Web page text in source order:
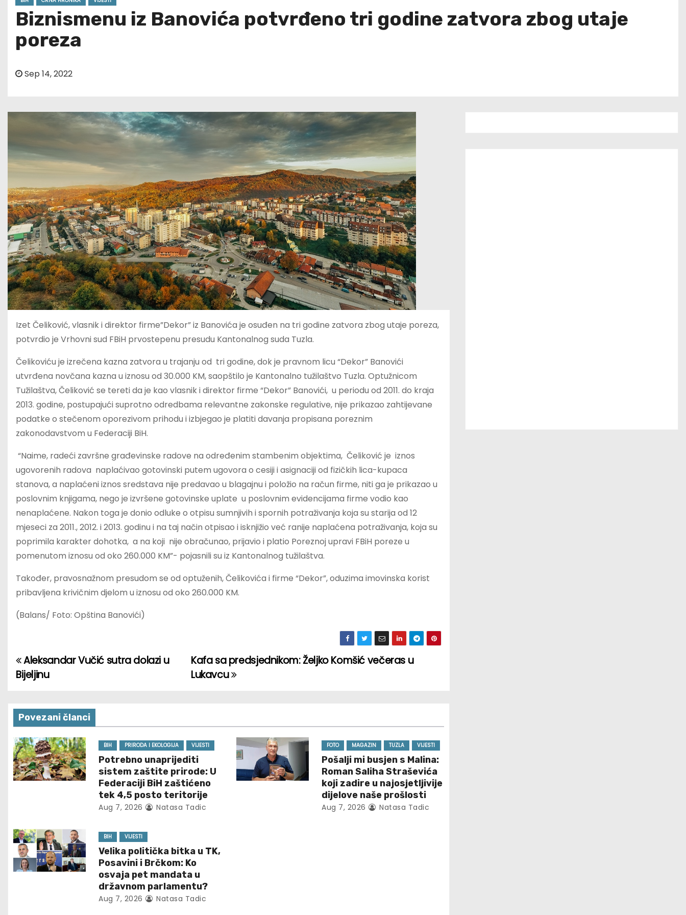
Biznismenu iz Banovića potvrđeno tri godine zatvora zbog utaje
poreza
Sep 14, 2022
Izet Čeliković, vlasnik i direktor firme”Dekor” iz Banovića je osuđen na tri godine zatvora zbog utaje poreza,
potvrdio je Vrhovni sud FBiH prvostepenu presudu Kantonalnog suda Tuzla.
Čelikoviću je izrečena kazna zatvora u trajanju od tri godine, dok je pravnom licu “Dekor” Banovići
utvrđena novčana kazna u iznosu od 30.000 KM, saopštilo je Kantonalno tužilaštvo Tuzla. Optužnicom
Tužilaštva, Čeliković se tereti da je kao vlasnik i direktor firme “Dekor” Banovići, u periodu od 2011. do kraja
2013. godine, postupajući suprotno odredbama relevantne zakonske regulative, nije prikazao zahtijevane
podatke o stečenom oporezivom prihodu i izbjegao je platiti davanja propisana poreznim
zakonodavstvom u Federaciji BiH.
“Naime, radeći završne građevinske radove na određenim stambenim objektima, Čeliković je iznos
ugovorenih radova naplaćivao gotovinski putem ugovora o cesiji i asignaciji od fizičkih lica-kupaca
stanova, a naplaćeni iznos sredstava nije predavao u blagajnu i položio na račun firme, niti ga je prikazao u
poslovnim knjigama, nego je izvršene gotovinske uplate u poslovnim evidencijama firme vodio kao
nenaplaćene. Nakon toga je donio odluke o otpisu sumnjivih i spornih potraživanja koja su starija od 12
mjeseci za 2011., 2012. i 2013. godinu i na taj način otpisao i isknjižio već ranije naplaćena potraživanja, koja su
poprimila karakter dohotka, a na koji nije obračunao, prijavio i platio Poreznoj upravi FBiH poreze u
pomenutom iznosu od oko 260.000 KM”- pojasnili su iz Kantonalnog tužilaštva.
Također, pravosnažnom presudom se od optuženih, Čelikovića i firme “Dekor”, oduzima imovinska korist
pribavljena krivičnim djelom u iznosu od oko 260.000 KM.
(Balans/ Foto: Opština Banovići)
P
o
s
t
n
a
g
a
Kafa sa predsjednikom: Željko Komšić večeras u
Lukavcu
Aleksandar Vučić sutra dolazi u
Bijeljinu
Povezani članci
BIH PRIRODA I EKOLOGIJA VIJESTI
Potrebno unaprijediti
sistem zaštite prirode: U
Federaciji BiH zaštićeno
tek 4,5 posto teritorije
Aug 7, 2026 Natasa Tadic
FOTO MAGAZIN TUZLA VIJESTI
Pošalji mi busjen s Malina:
Roman Saliha Straševića
koji zadire u najosjetljivije
dijelove naše prošlosti
Aug 7, 2026 Natasa Tadic
BIH VIJESTI
Velika politička bitka u TK,
Posavini i Brčkom: Ko
osvaja pet mandata u
državnom parlamentu?
Aug 7, 2026 Natasa Tadic